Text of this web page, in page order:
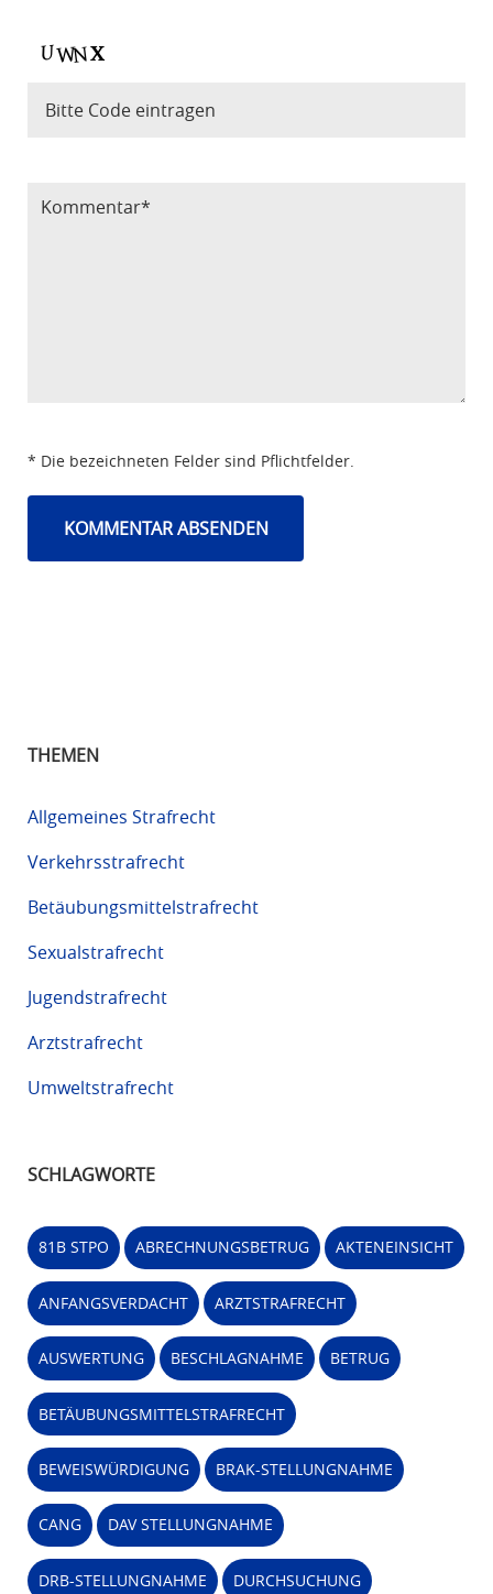
* Die bezeichneten Felder sind Pflichtfelder.
THEMEN
Allgemeines Strafrecht
Verkehrsstrafrecht
Betäubungsmittelstrafrecht
Sexualstrafrecht
Jugendstrafrecht
Arztstrafrecht
Umweltstrafrecht
SCHLAGWORTE
81B STPO ABRECHNUNGSBETRUG AKTENEINSICHT
ANFANGSVERDACHT ARZTSTRAFRECHT
AUSWERTUNG BESCHLAGNAHME BETRUG
BETÄUBUNGSMITTELSTRAFRECHT
BEWEISWÜRDIGUNG BRAK-STELLUNGNAHME
CANG DAV STELLUNGNAHME
DRB-STELLUNGNAHME DURCHSUCHUNG